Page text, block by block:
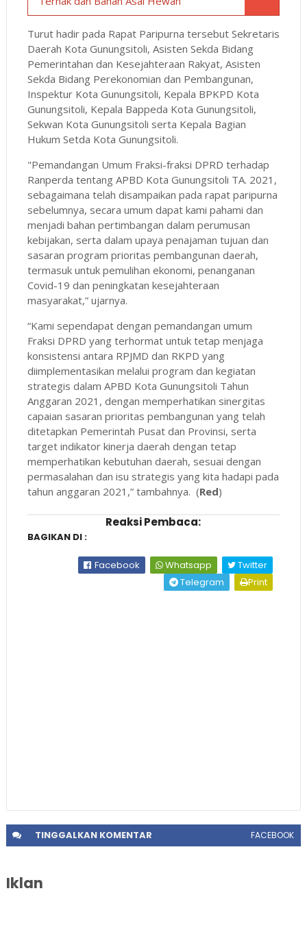
Turut hadir pada Rapat Paripurna tersebut Sekretaris
Daerah Kota Gunungsitoli, Asisten Sekda Bidang
Pemerintahan dan Kesejahteraan Rakyat, Asisten
Sekda Bidang Perekonomian dan Pembangunan,
Inspektur Kota Gunungsitoli, Kepala BPKPD Kota
Gunungsitoli, Kepala Bappeda Kota Gunungsitoli,
Sekwan Kota Gunungsitoli serta Kepala Bagian
Hukum Setda Kota Gunungsitoli.
"Pemandangan Umum Fraksi-fraksi DPRD terhadap
Ranperda tentang APBD Kota Gunungsitoli TA. 2021,
sebagaimana telah disampaikan pada rapat paripurna
sebelumnya, secara umum dapat kami pahami dan
menjadi bahan pertimbangan dalam perumusan
kebijakan, serta dalam upaya penajaman tujuan dan
sasaran program prioritas pembangunan daerah,
termasuk untuk pemulihan ekonomi, penanganan
Covid-19 dan peningkatan kesejahteraan
masyarakat,” ujarnya.
“Kami sependapat dengan pemandangan umum
Fraksi DPRD yang terhormat untuk tetap menjaga
konsistensi antara RPJMD dan RKPD yang
diimplementasikan melalui program dan kegiatan
strategis dalam APBD Kota Gunungsitoli Tahun
Anggaran 2021, dengan memperhatikan sinergitas
capaian sasaran prioritas pembangunan yang telah
ditetapkan Pemerintah Pusat dan Provinsi, serta
target indikator kinerja daerah dengan tetap
memperhatikan kebutuhan daerah, sesuai dengan
permasalahan dan isu strategis yang kita hadapi pada
tahun anggaran 2021,” tambahnya. (Red)
Reaksi Pembaca:
BAGIKAN DI :
Facebook Whatsapp
Twitter
Telegram
Print
TINGGALKANKOMENTAR FACEBOOK
Iklan